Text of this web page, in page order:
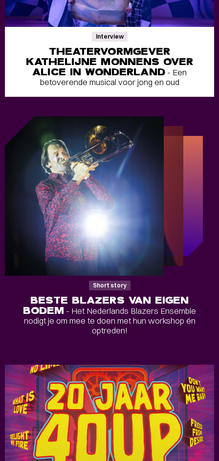
Interview
THEATERVORMGEVER
KATHELIJNE MONNENS OVER
ALICE IN WONDERLAND- Een
betoverende musical voor jong en oud
Short story
BESTE BLAZERS VAN EIGEN
BODEM - Het Nederlands Blazers Ensemble
nodigt je om mee te doen met hun workshop én
optreden!